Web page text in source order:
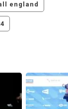
england